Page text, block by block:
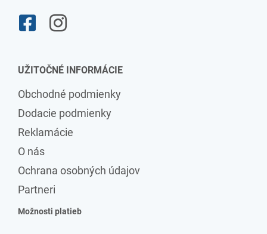
UŽITOČNÉ INFORMÁCIE
Obchodné podmienky
Dodacie podmienky
Reklamácie
O nás
Ochrana osobných údajov
Partneri
Možnosti platieb